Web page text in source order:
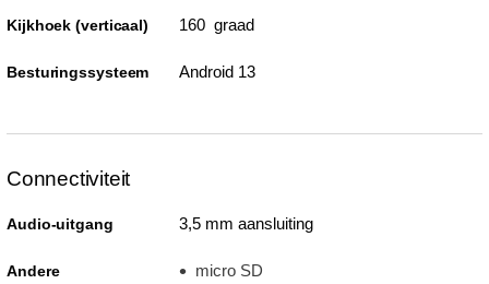
Kijkhoek (verticaal) 160 graad
Besturingssysteem Android 13
Connectiviteit
Audio-uitgang 3,5 mm aansluiting
Andere
micro SD